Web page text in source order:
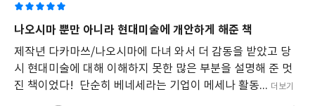
지처럼, 예술과 건축, 지역사회라는 서로 다른 영역이 만날 때 어떤
가능성이 열리는지를 보여주는 사례이기도 하다. 그 결과 인구
3,000명의 작은 섬은 연간 72만 명이 찾는 세계적인 문화 명소이자
예술의 섬으로 거듭났다. 쇠락한 섬을 세계적인 예술의 성지로 바꾼
나오시마 프로젝트의 탄생과 성장의 기록. 예술이 도시와 공동체를
나오시마 뿐만 아니라 현대미술에 개안하게 해준 책
제작년 다카마쓰/나오시마에 다녀 와서 더 감동을 받았고 당
시 현대미술에 대해 이해하지 못한 많은 부분을 설명해 준 멋
진 책이었다! 단순히 베네세라는 기업이 메세나 활동... 더보기